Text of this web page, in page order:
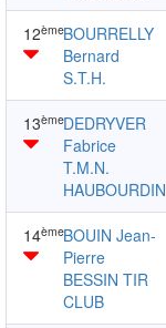
12èmeBOURRELLY
Bernard
S.T.H.
13èmeDEDRYVER
Fabrice
T.M.N.
HAUBOURDIN
14èmeBOUIN Jean-
Pierre
BESSIN TIR
CLUB